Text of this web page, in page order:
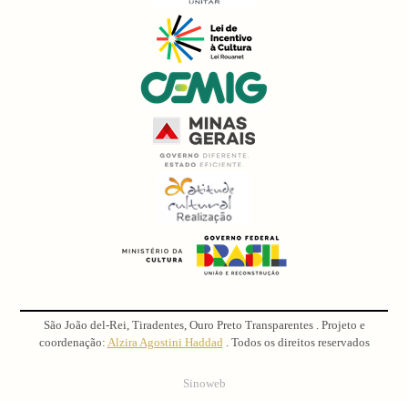
São João del-Rei, Tiradentes, Ouro Preto Transparentes . Projeto e
coordenação: Alzira Agostini Haddad . Todos os direitos reservados
Sinoweb